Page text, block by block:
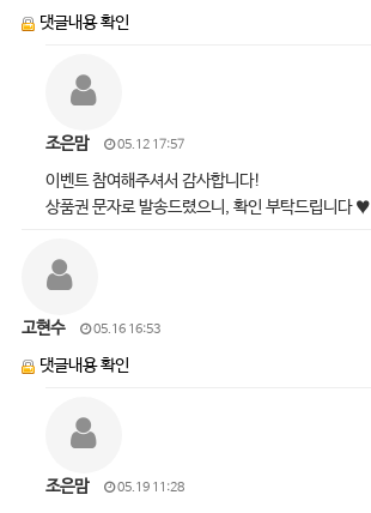
댓글내용 확인
조은맘 05.12 17:57
이벤트 참여해주셔서 감사합니다!
상품권 문자로 발송드렸으니, 확인 부탁드립니다 ♥
고현수 05.16 16:53
댓글내용 확인
조은맘 05.19 11:28